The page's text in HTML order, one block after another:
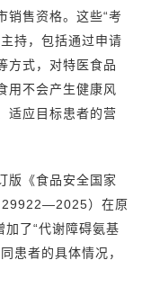
销售资格。这些“考
持，包括通过申请
方式，对特医食品
用不会产生健康风
适应目标患者的营
《食品安全国家
29922—2025）在原
加了“代谢障碍氨基
患者的具体情况，